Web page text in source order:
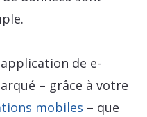
de e-
– grâce à votre
mobiles – que